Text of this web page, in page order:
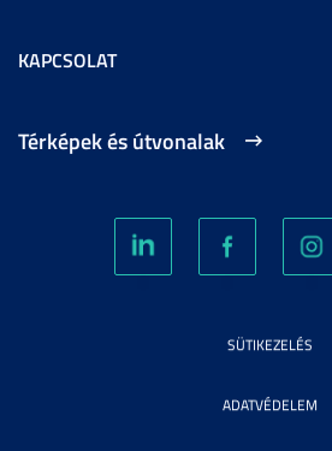
KAPCSOLAT
Térképek és útvonalak
SÜTIKEZELÉS
ADATVÉDELEM